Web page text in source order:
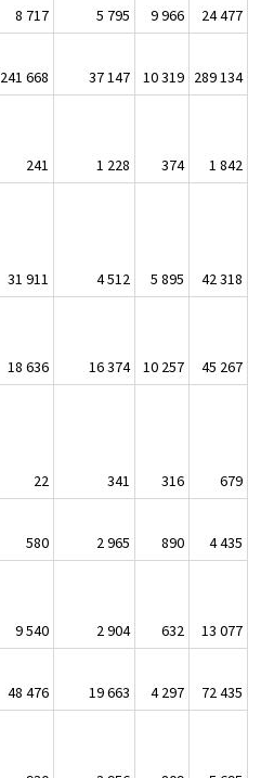
8 717 5 795 9 966
24 477
241 668 37 147 10 319 289 134
241 1 228 374
1 842
31 911 4 512 5 895
42 318
18 636 16 374 10 257
45 267
22 341 316
679
580 2 965 890
4 435
9 540 2 904 632
13 077
48 476 19 663 4 297
72 435